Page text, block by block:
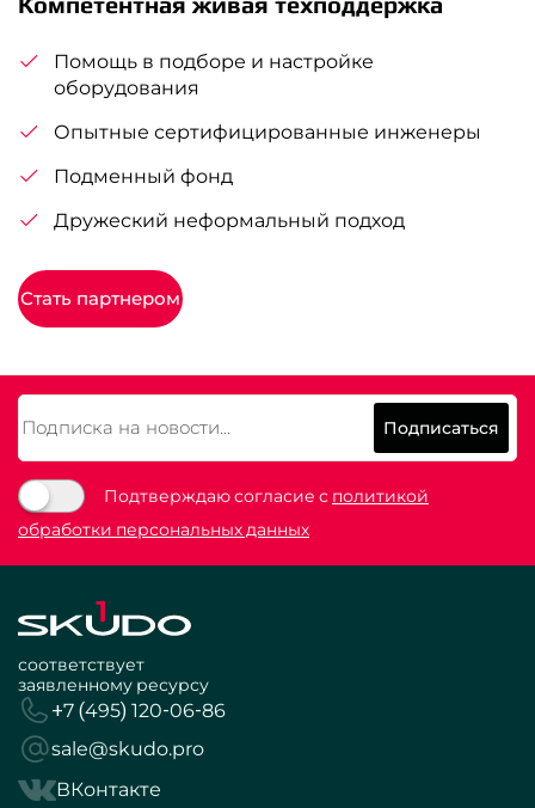
Помощь в подборе и настройке
оборудования
Опытные сертифицированные инженеры
Подменный фонд
Дружеский неформальный подход
Стать партнером
Подписаться
Подтверждаю согласие с политикой
обработки персональных данных
соответствует
заявленному ресурсу
+7 (495) 120-06-86
sale@skudo.pro
ВКонтакте